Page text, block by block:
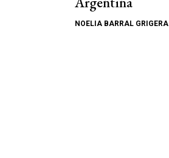
NOELIA BARRAL GRIGERA